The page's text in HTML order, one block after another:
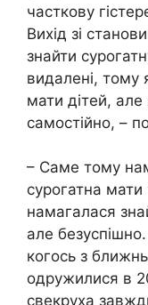
часткову
Вихід зі
знайти
видалені, тому
мати дітей,
самостійно, –
– Саме тому
сурогатна
намагалася
але
когось з
одружилися в
свекруха